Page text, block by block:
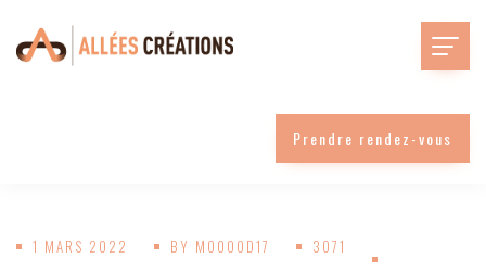
Prendre rendez-vous
1 MARS 2022 BY MOOOOD17 3071